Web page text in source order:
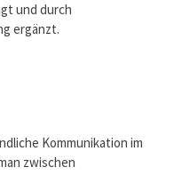
und durch
ergänzt.
Kommunikation im
zwischen